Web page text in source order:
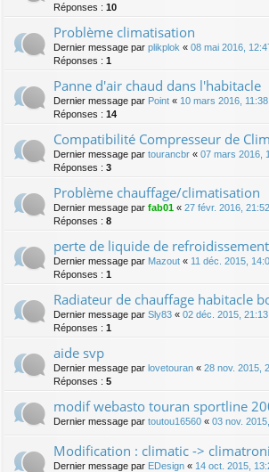
Réponses : 10
Problème climatisation
Dernier message par plikplok « 08 mai 2016,
Réponses : 1
Panne d'air chaud dans l'habitacle
Dernier message par Point « 10 mars 2016, 11:38
Réponses : 14
Compatibilité Compresseur de Clim
Dernier message par tourancbr « 07 mars 2016,
Réponses : 3
Problème chauffage/climatisation
Dernier message par fab01 « 27 févr. 2016, 21:52
Réponses : 8
perte de liquide de
Dernier message par Mazout « 11 déc. 2015,
Réponses : 1
Radiateur de chauffage habitacle
Dernier message par Sly83 « 02 déc. 2015, 21:13
Réponses : 1
aide svp
Dernier message par lovetouran « 28 nov. 2015,
Réponses : 5
modif webasto touran sportline
Dernier message par toutou16560 « 03 nov.
Modification : climatic ->
Dernier message par EDesign « 14 oct. 2015,